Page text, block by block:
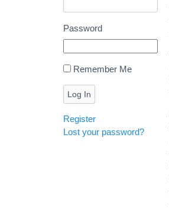
Password
Remember Me
Log In
Register
Lost your password?